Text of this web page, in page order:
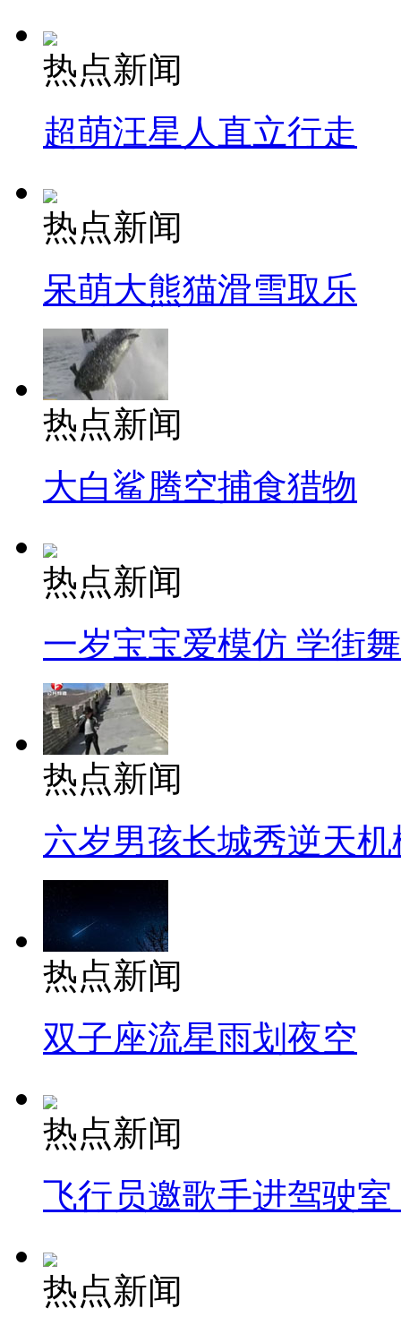
热点新闻
超萌汪星人直立行走
热点新闻
呆萌大熊猫滑雪取乐
热点新闻
大白鲨腾空捕食猎物
热点新闻
一岁宝宝爱模仿 学街
热点新闻
六岁男孩长城秀逆天机
热点新闻
双子座流星雨划夜空
热点新闻
飞行员邀歌手进驾驶
热点新闻